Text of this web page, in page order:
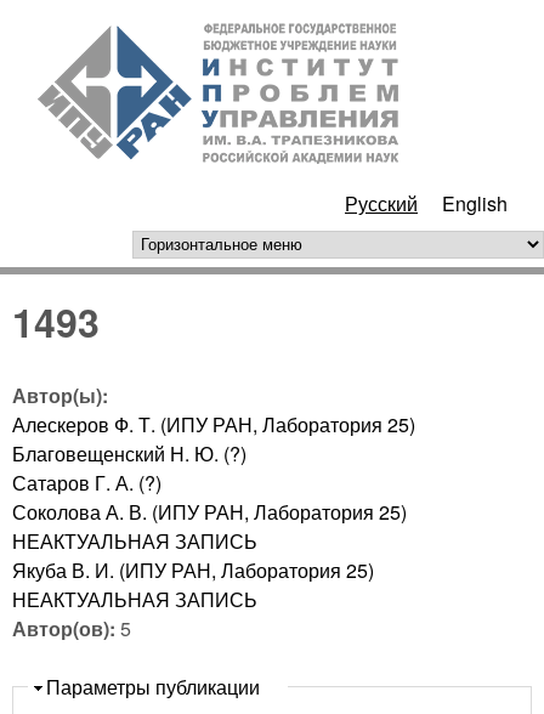
Перейти к основному
содержанию
РАН
Русский English
горизонтальное меню
1493
Автор(ы):
Алескеров Ф. Т. (ИПУ РАН, Лаборатория 25)
Благовещенский Н. Ю. (?)
Сатаров Г. А. (?)
Соколова А. В. (ИПУ РАН, Лаборатория 25)
НЕАКТУАЛЬНАЯ ЗАПИСЬ
Якуба В. И. (ИПУ РАН, Лаборатория 25)
НЕАКТУАЛЬНАЯ ЗАПИСЬ
Автор(ов): 5
Скрыть
Параметры публикации